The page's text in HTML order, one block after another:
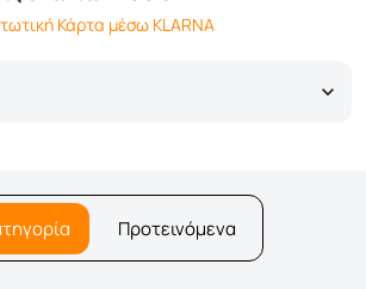
Κάρτα μέσω KLARNA
Προτεινόμενα